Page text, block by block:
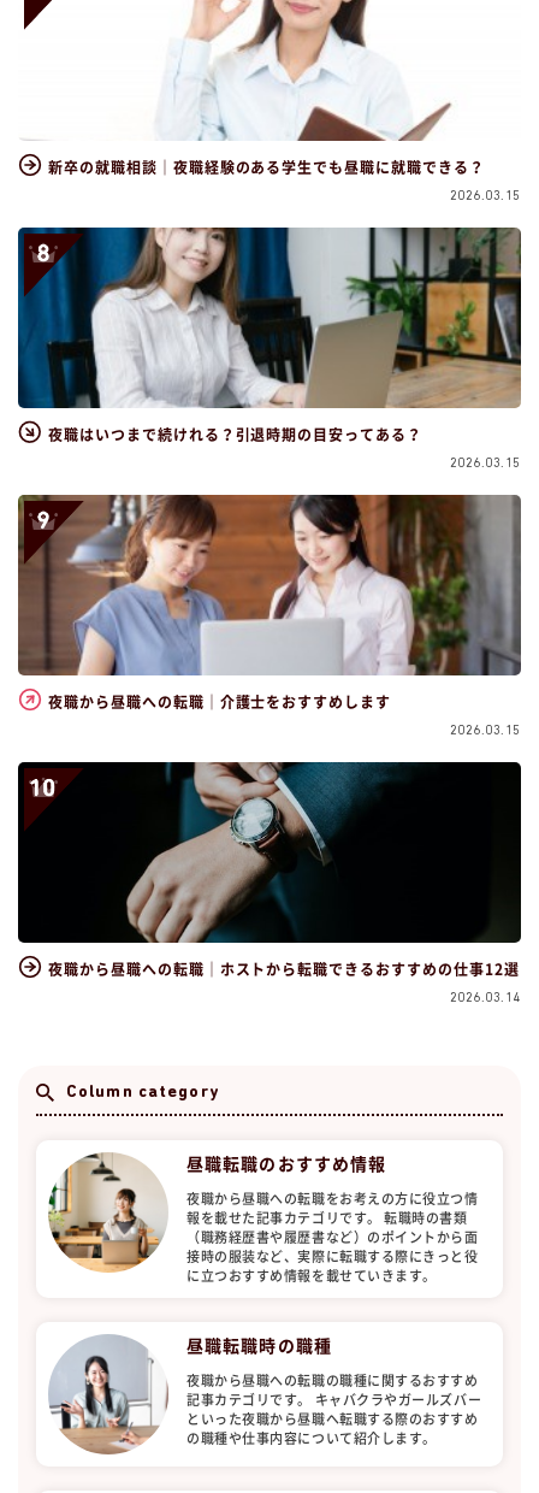
新卒の就職相談｜夜職経験のある学生でも昼職に就職できる？
2026.03.15
夜職はいつまで続けれる？引退時期の目安ってある？
2026.03.15
夜職から昼職への転職｜介護士をおすすめします
2026.03.15
夜職から昼職への転職｜ホストから転職できるおすすめの仕事12選
2026.03.14
Column category
昼職転職のおすすめ情報
夜職から昼職への転職をお考えの方に役立つ情
報を載せた記事カテゴリです。 転職時の書類
（職務経歴書や履歴書など）のポイントから面
接時の服装など、実際に転職する際にきっと役
に立つおすすめ情報を載せていきます。
昼職転職時の職種
夜職から昼職への転職の職種に関するおすすめ
記事カテゴリです。 キャバクラやガールズバー
といった夜職から昼職へ転職する際のおすすめ
の職種や仕事内容について紹介します。